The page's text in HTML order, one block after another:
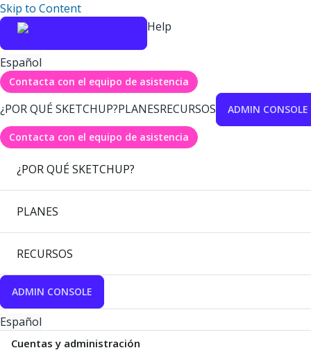
Skip to Content
Help
Español
Contacta con el equipo de asistencia
¿POR QUÉ SKETCHUP?PLANESRECURSOS ADMIN CONSOLE
Contacta con el equipo de asistencia
¿POR QUÉ SKETCHUP?
PLANES
RECURSOS
ADMIN CONSOLE
Español
Cuentas y administración